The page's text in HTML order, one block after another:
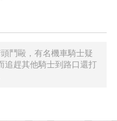
鬥毆，有名機車騎士疑
追趕其他騎士到路口還打